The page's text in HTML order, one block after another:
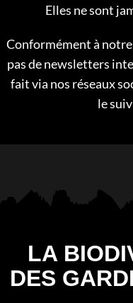
Elles ne sont
Conformément à
pas de newsletters
fait via nos réseaux
le
LA
DES